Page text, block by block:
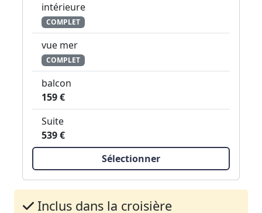
intérieure
COMPLET
vue mer
COMPLET
balcon
159 €
Suite
539 €
Sélectionner
Inclus dans la croisière